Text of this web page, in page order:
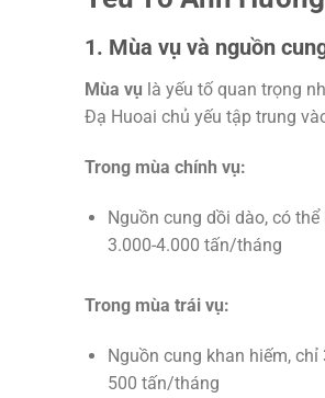
1. Mùa vụ và nguồn
Mùa vụ là yếu tố quan trọng
Đạ Huoai chủ yếu tập trung
Trong mùa chính vụ:
Nguồn cung dồi dào, có thể
3.000-4.000 tấn/tháng
Trong mùa trái vụ:
Nguồn cung khan hiếm, chỉ
500 tấn/tháng